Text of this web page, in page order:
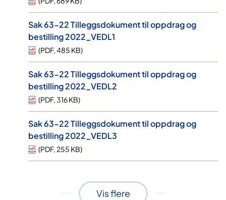
Sak 63-22 Tilleggsdokument til oppdrag og
bestilling 2022_VEDL1
(PDF,485 KB)
Sak 63-22 Tilleggsdokument til oppdrag og
bestilling 2022_VEDL2
(PDF, 316 KB)
Sak 63-22 Tilleggsdokument til oppdrag og
bestilling 2022_VEDL3
(PDF, 255 KB)
Vis flere